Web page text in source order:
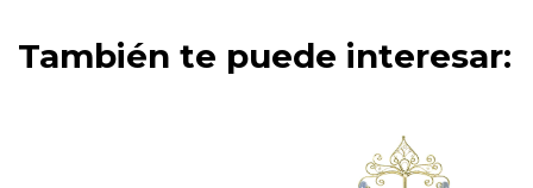
También te puede interesar: